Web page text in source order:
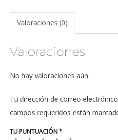
Valoraciones (0)
Valoraciones
No hay valoraciones aún.
Tu dirección de correo
campos requeridos están
TU PUNTUACIÓN*